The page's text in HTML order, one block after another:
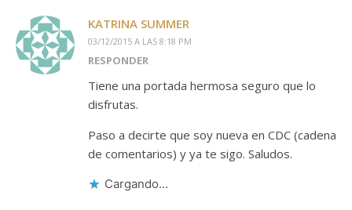
KATRINA SUMMER
03/12/2015 A LAS 8:18 PM
RESPONDER
Tiene una portada hermosa seguro que lo
disfrutas.
Paso a decirte que soy nueva en CDC (cadena
de comentarios) y ya te sigo. Saludos.
Cargando...